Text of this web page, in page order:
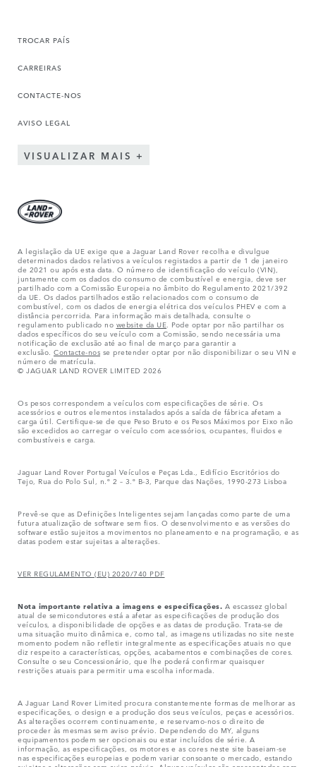
TROCAR PAÍS
CARREIRAS
CONTACTE-NOS
AVISO LEGAL
VISUALIZAR MAIS
A legislação da UE exige que a Jaguar Land Rover recolha e divulgue
determinados dados relativos a veículos registados a partir de 1 de janeiro
de 2021 ou após esta data. O número de identificação do veículo (VIN),
juntamente com os dados do consumo de combustível e energia, deve ser
partilhado com a Comissão Europeia no âmbito do Regulamento 2021/392
da UE. Os dados partilhados estão relacionados com o consumo de
combustível, com os dados de energia elétrica dos veículos PHEV e com a
distância percorrida. Para informação mais detalhada, consulte o
regulamento publicado no website da UE . Pode optar por não partilhar os
dados específicos do seu veículo com a Comissão, sendo necessária uma
notificação de exclusão até ao final de março para garantir a
exclusão. Contacte-nos se pretender optar por não disponibilizar o seu VIN e
número de matrícula.
© JAGUAR LAND ROVER LIMITED 2026
Os pesos correspondem a veículos com especificações de série. Os
acessórios e outros elementos instalados após a saída de fábrica afetam a
carga útil. Certifique-se de que Peso Bruto e os Pesos Máximos por Eixo não
são excedidos ao carregar o veículo com acessórios, ocupantes, fluidos e
combustíveis e carga.
Jaguar Land Rover Portugal Veículos e Peças Lda., Edifício Escritórios do
Tejo, Rua do Polo Sul, n.º 2 – 3.º B-3, Parque das Nações, 1990-273 Lisboa
Prevê-se que as Definições Inteligentes sejam lançadas como parte de uma
futura atualização de software sem fios. O desenvolvimento e as versões do
software estão sujeitos a movimentos no planeamento e na programação, e as
datas podem estar sujeitas a alterações.
VER REGULAMENTO (EU) 2020/740 PDF
Nota importante relativa a imagens e especificações. A escassez global
atual de semicondutores está a afetar as especificações de produção dos
veículos, a disponibilidade de opções e as datas de produção. Trata-se de
uma situação muito dinâmica e, como tal, as imagens utilizadas no site neste
momento podem não refletir integralmente as especificações atuais no que
diz respeito a características, opções, acabamentos e combinações de cores.
Consulte o seu Concessionário, que lhe poderá confirmar quaisquer
restrições atuais para permitir uma escolha informada.
A Jaguar Land Rover Limited procura constantemente formas de melhorar as
especificações, o design e a produção dos seus veículos, peças e acessórios.
As alterações ocorrem continuamente, e reservamo-nos o direito de
proceder às mesmas sem aviso prévio. Dependendo do MY, alguns
equipamentos podem ser opcionais ou estar incluídos de série. A
informação, as especificações, os motores e as cores neste site baseiam-se
nas especificações europeias e podem variar consoante o mercado, estando